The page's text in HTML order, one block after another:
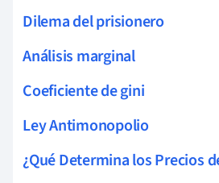
Dilema del prisionero
Análisis marginal
Coeficiente de gini
Ley Antimonopolio
¿Qué Determina los Precios